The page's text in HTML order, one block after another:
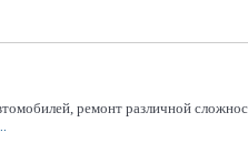
ремонт различной